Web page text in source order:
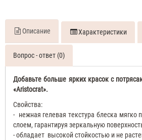
Описание Характеристики
Вопрос - ответ (0)
Добавьте больше ярких красок с
«Aristocrat».
Свойства:
- нежная гелевая текстура блеска
слоем, гарантируя зеркальную
- обладает высокой стойкостью и не